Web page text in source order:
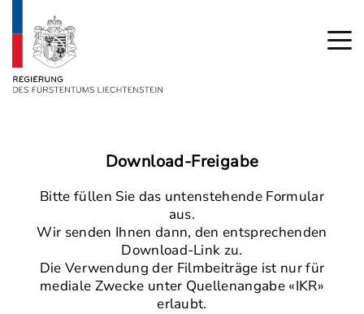
Download-Freigabe
Bitte füllen Sie das untenstehende Formular
aus.
Wir senden Ihnen dann, den entsprechenden
Download-Link zu.
Die Verwendung der Filmbeiträge ist nur für
mediale Zwecke unter Quellenangabe «IKR»
erlaubt.